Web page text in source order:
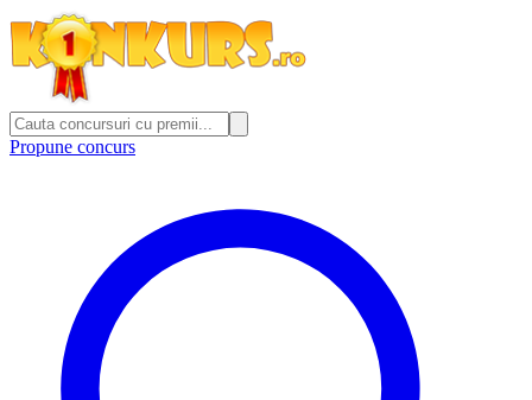
Propune concurs